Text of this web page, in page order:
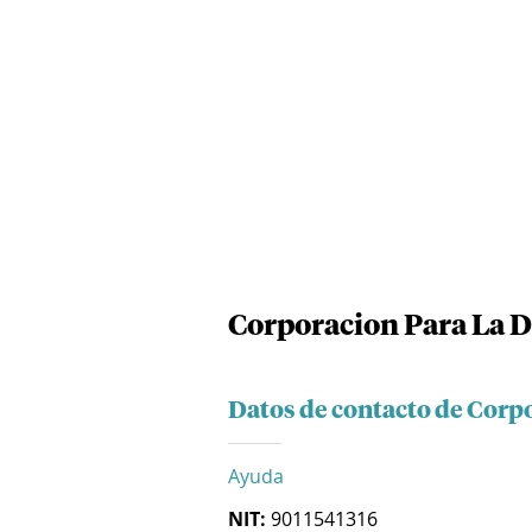
Corporacion Para La
Datos de contacto de
Ayuda
NIT: 9011541316